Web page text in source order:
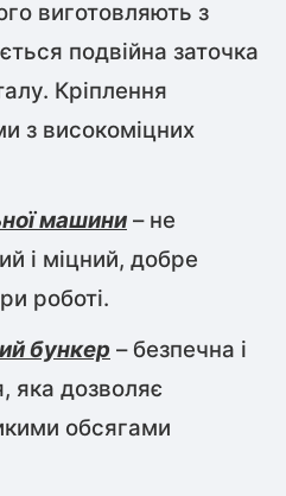
виготовляють з
подвійна заточка
Кріплення
з високоміцних
машини – не
і міцний, добре
роботі.
бункер – безпечна і
яка дозволяє
обсягами